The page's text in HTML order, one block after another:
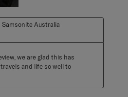
Australia
we are glad this has
and life so well to